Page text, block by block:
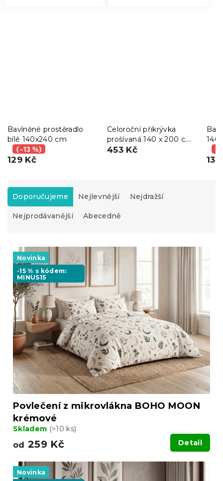
Bavlněné prostěradlo
bílé 140x240 cm
(–13 %)
129 Kč
Celoroční přikrývka
prošívaná 140 x 200 cm
s polštářem BASIC 70 x
453 Kč
131
Ř
z
e
p
d
u
k
ů
Doporučujeme Nejlevnější Nejdražší
Nejprodávanější Abecedně
p
o
d
k
Novinka
-15 % s kódem:
MINUS15
Povlečení z mikrovlákna BOHO MOON
krémové
Skladem (>10 ks)
od 259 Kč Detail
Novinka